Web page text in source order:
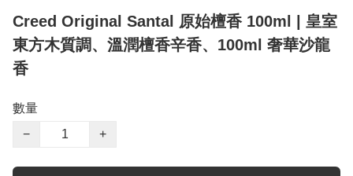
Creed Original Santal 原始檀香 100ml | 皇室
東方木質調、溫潤檀香辛香、100ml 奢華沙龍
香
數量
−
+